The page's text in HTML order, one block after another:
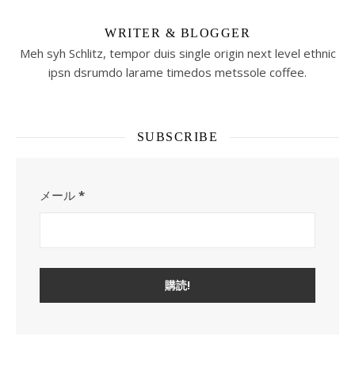
WRITER & BLOGGER
Meh syh Schlitz, tempor duis single origin next level ethnic
ipsn dsrumdo larame timedos metssole coffee.
SUBSCRIBE
メール *